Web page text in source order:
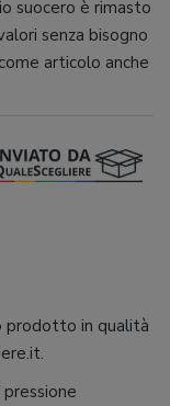
suocero è rimasto
senza bisogno
articolo anche
prodotto in qualità